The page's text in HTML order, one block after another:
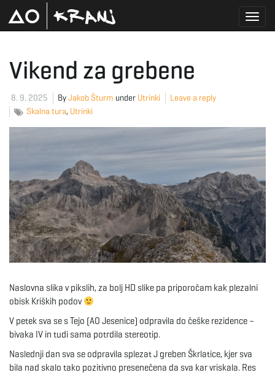
g
l
Vikend za grebene
8. 9. 2025 ByJakob Šturm under Utrinki
Leave a reply
Skalna tura, Utrinki
Naslovna slika v pikslih, za bolj HD slike pa priporočam kak plezalni
obisk Kriških podov
V petek sva se s Tejo (AO Jesenice) odpravila do češke rezidence –
bivaka IV in tudi sama potrdila stereotip.
Naslednji dan sva se odpravila splezat J greben Škrlatice, kjer sva
bila nad skalo tako pozitivno presenečena da sva kar vriskala. Res